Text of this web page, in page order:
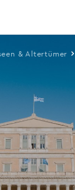
& Altertümer